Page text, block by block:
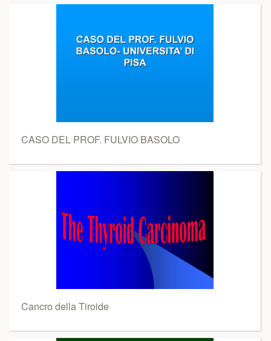
CASO DEL PROF. FULVIO BASOLO
Cancro della Tiroide